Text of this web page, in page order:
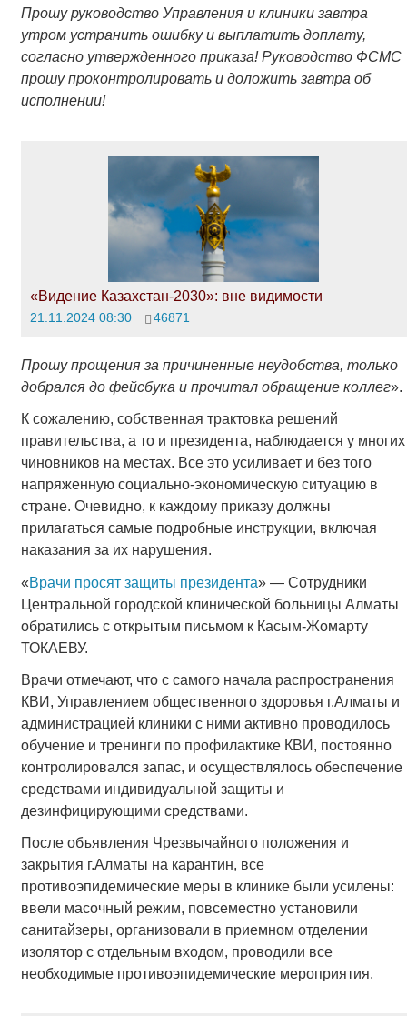
Прошу руководство Управления и клиники завтра
утром устранить ошибку и выплатить доплату,
согласно утвержденного приказа! Руководство ФСМС
прошу проконтролировать и доложить завтра об
исполнении!
«Видение Казахстан-2030»: вне видимости
21.11.2024 08:30 46871
Прошу прощения за причиненные неудобства, только
добрался до фейсбука и прочитал обращение коллег».
К сожалению, собственная трактовка решений
правительства, а то и президента, наблюдается у многих
чиновников на местах. Все это усиливает и без того
напряженную социально-экономическую ситуацию в
стране. Очевидно, к каждому приказу должны
прилагаться самые подробные инструкции, включая
наказания за их нарушения.
«Врачи просят защиты президента» — Сотрудники
Центральной городской клинической больницы Алматы
обратились с открытым письмом к Касым-Жомарту
ТОКАЕВУ.
Врачи отмечают, что с самого начала распространения
КВИ, Управлением общественного здоровья г.Алматы и
администрацией клиники с ними активно проводилось
обучение и тренинги по профилактике КВИ, постоянно
контролировался запас, и осуществлялось обеспечение
средствами индивидуальной защиты и
дезинфицирующими средствами.
После объявления Чрезвычайного положения и
закрытия г.Алматы на карантин, все
противоэпидемические меры в клинике были усилены:
ввели масочный режим, повсеместно установили
санитайзеры, организовали в приемном отделении
изолятор с отдельным входом, проводили все
необходимые противоэпидемические мероприятия.